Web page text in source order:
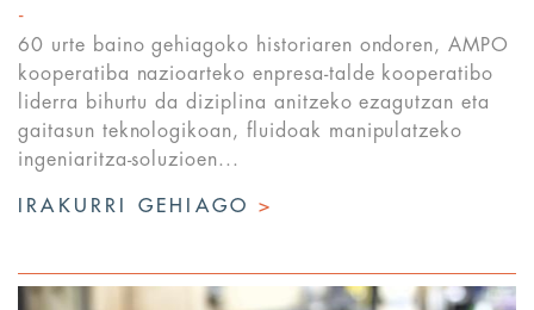
60 urte baino gehiagoko historiaren ondoren, AMPO
kooperatiba nazioarteko enpresa-talde kooperatibo
liderra bihurtu da diziplina anitzeko ezagutzan eta
gaitasun teknologikoan, fluidoak manipulatzeko
ingeniaritza-soluzioen...
IRAKURRI GEHIAGO>